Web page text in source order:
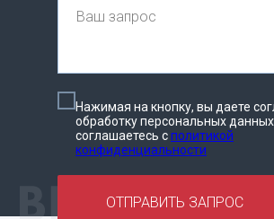
Нажимая на кнопку, вы даете
обработку персональных
соглашаетесь cполитикой
конфиденциальности
ОТПРАВИТЬ ЗАПРОС